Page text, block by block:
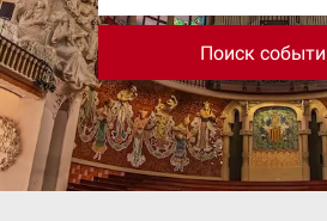
Поиск